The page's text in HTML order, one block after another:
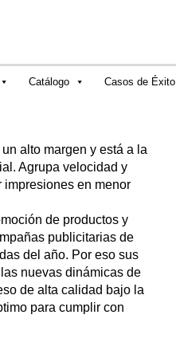
Catálogo Casos de Éxito
alto margen y está a la
Agrupa velocidad y
en menor
de productos y
publicitarias de
del año. Por eso sus
nuevas dinámicas de
de alta calidad bajo la
para cumplir con